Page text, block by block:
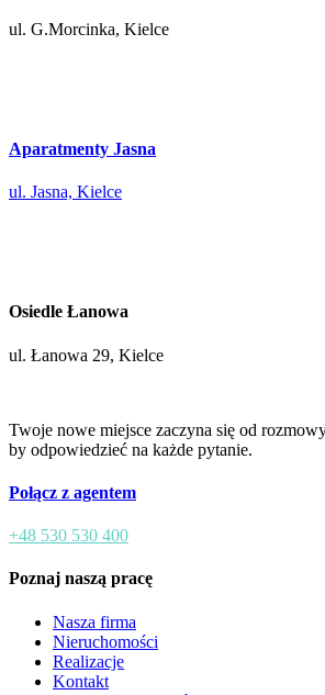
ul. G.Morcinka, Kielce
Aparatmenty Jasna
ul. Jasna, Kielce
Osiedle Łanowa
ul. Łanowa 29, Kielce
Twoje nowe miejsce zaczyna się od
by odpowiedzieć na każde pytanie.
Połącz z agentem
+48 530 530 400
Poznaj naszą pracę
Nasza firma
Nieruchomości
Realizacje
Kontakt